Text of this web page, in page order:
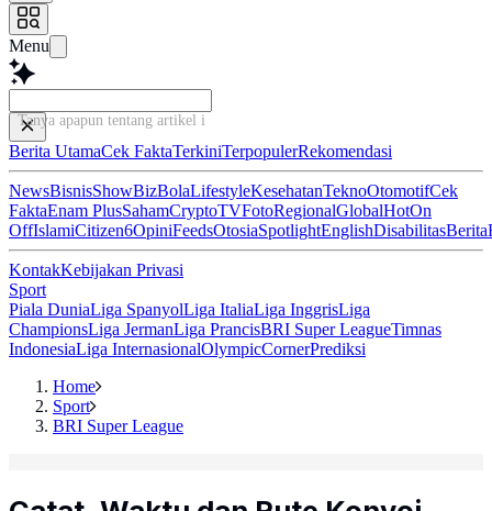
Menu
Tanya apapun tentang artikel ini...
Berita UtamaCek FaktaTerkiniTerpopulerRekomendasi
NewsBisnisShowBizBolaLifestyleKesehatanTeknoOtomotifCek
FaktaEnam PlusSahamCryptoTVFotoRegionalGlobalHotOn
OffIslamiCitizen6OpiniFeedsOtosiaSpotlightEnglishDisabilitasBerita
KontakKebijakan Privasi
Sport
Piala DuniaLiga SpanyolLiga ItaliaLiga InggrisLiga
ChampionsLiga JermanLiga PrancisBRI Super LeagueTimnas
IndonesiaLiga InternasionalOlympicCornerPrediksi
Home
Sport
BRI Super League